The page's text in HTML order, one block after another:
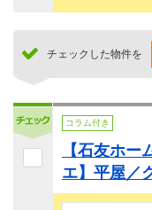
チェックした物件を
コラム付き
【石友ホ
エ】平屋／